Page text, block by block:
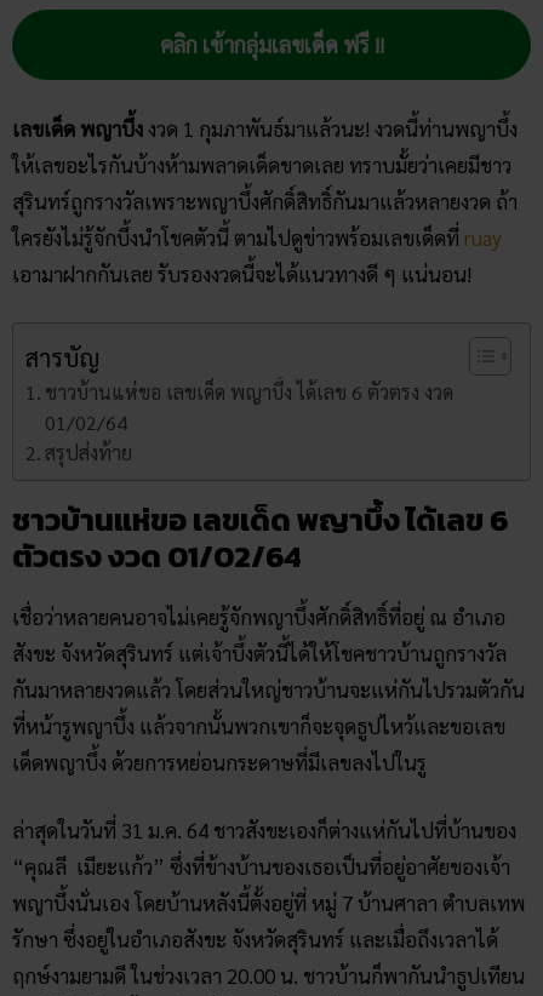
คลิก เข้ากลุ่มเลขเด็ด ฟรี !!
เลขเด็ด พญาบึ้งงวด 1 กุมภาพันธ์มาแล้วนะ! งวดนี้ท่านพญาบึ้ง
ให้เลขอะไรกันบ้างห้ามพลาดเด็ดขาดเลย ทราบมั้ยว่าเคยมีชาว
สุรินทร์ถูกรางวัลเพราะพญาบึ้งศักดิ์สิทธิ์กันมาแล้วหลายงวด ถ้า
ใครยังไม่รู้จักบึ้งนำโชคตัวนี้ ตามไปดูข่าวพร้อมเลขเด็ดที่ ruay
เอามาฝากกันเลย รับรองงวดนี้จะได้แนวทางดี ๆ แน่นอน!
สารบัญ
ชาวบ้านแห่ขอ เลขเด็ด พญาบึ้ง ได้เลข 6 ตัวตรง งวด
01/02/64
สรุปส่งท้าย
ชาวบ้านแห่ขอ เลขเด็ด พญาบึ้ง ได้เลข 6
ตัวตรง งวด 01/02/64
เชื่อว่าหลายคนอาจไม่เคยรู้จักพญาบึ้งศักดิ์สิทธิ์ที่อยู่ ณ อำเภอ
สังขะ จังหวัดสุรินทร์ แต่เจ้าบึ้งตัวนี้ได้ให้โชคชาวบ้านถูกรางวัล
กันมาหลายงวดแล้ว โดยส่วนใหญ่ชาวบ้านจะแห่กันไปรวมตัวกัน
ที่หน้ารูพญาบึ้ง แล้วจากนั้นพวกเขาก็จะจุดธูปไหว้และขอเลข
เด็ดพญาบึ้ง ด้วยการหย่อนกระดาษที่มีเลขลงไปในรู
ล่าสุดในวันที่ 31 ม.ค. 64 ชาวสังขะเองก็ต่างแห่กันไปที่บ้านของ
“คุณลี เมียะแก้ว” ซึ่งที่ข้างบ้านของเธอเป็นที่อยู่อาศัยของเจ้า
พญาบึ้งนั่นเอง โดยบ้านหลังนี้ตั้งอยู่ที่ หมู่ 7 บ้านศาลา ตำบลเทพ
รักษา ซึ่งอยู่ในอำเภอสังขะ จังหวัดสุรินทร์ และเมื่อถึงเวลาได้
ฤกษ์งามยามดี ในช่วงเวลา 20.00 น. ชาวบ้านก็พากันนำธูปเทียน